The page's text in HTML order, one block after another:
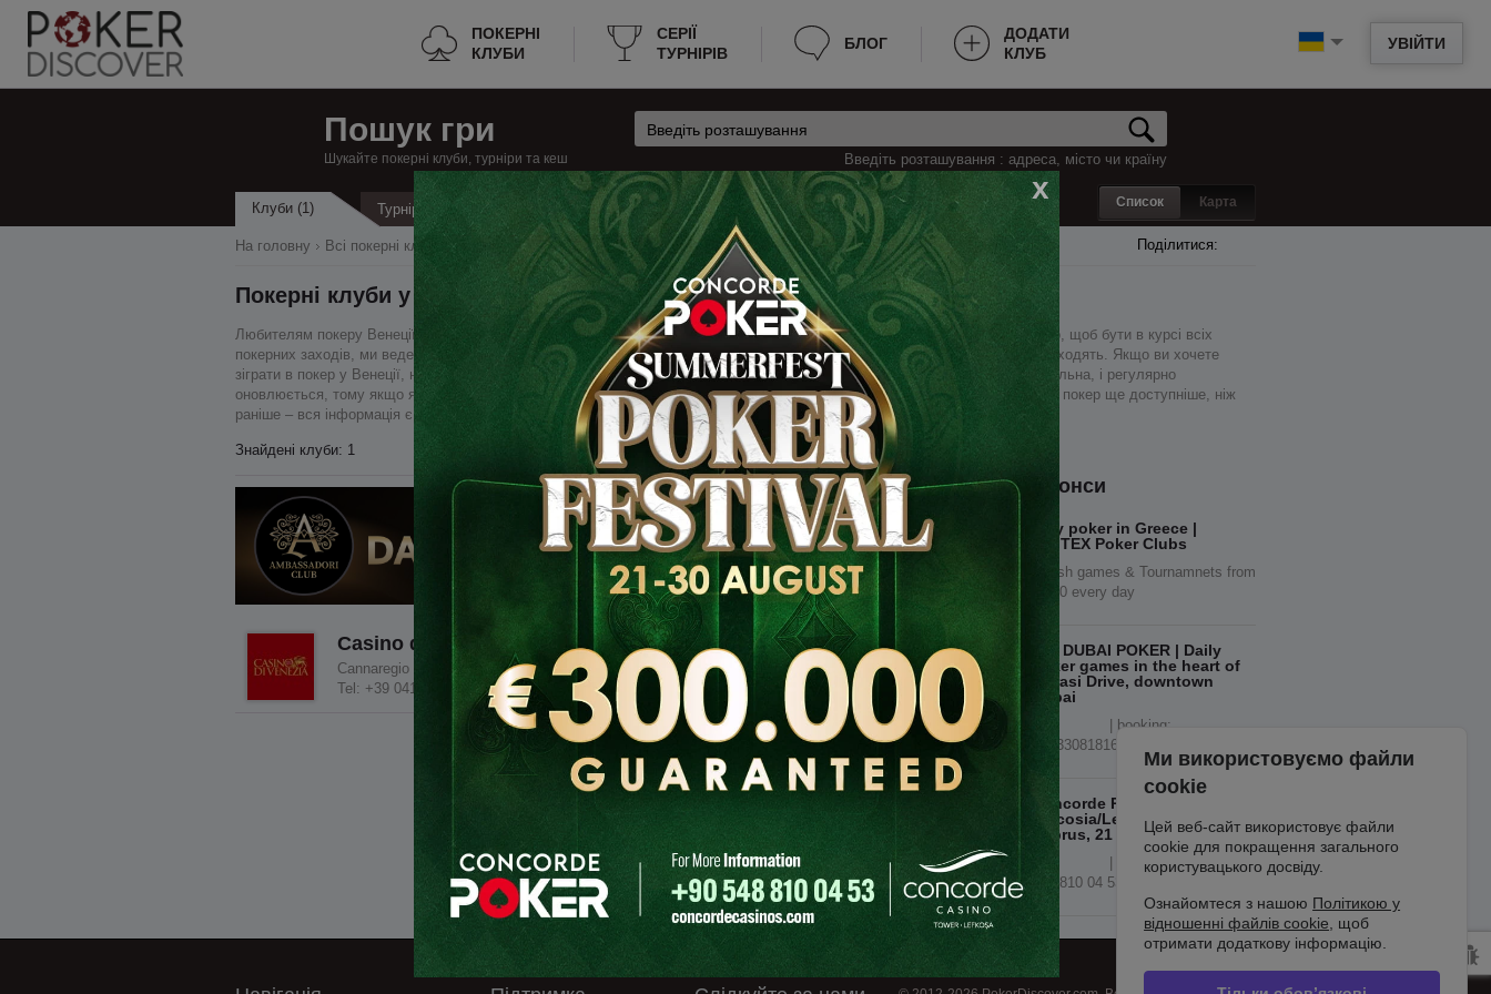
УВІЙТИ
ПОКЕРНІ
КЛУБИ
CЕРІЇ
ТУРНІРІВ
БЛОГ
ДОДАТИ
КЛУБ
Пошук гри
Шукайте покерні клуби, турніри та кеш Введіть розташування : адреса, місто чи країну
Клуби (1) Турніри Список Карта
x
Поділитися:
На головну Всі покерні клуби Венеція
Покерні клуби у Венеції
Любителям покеру Венеції наш ресурс буде корисний тим, що вся необхідна інформація зібрана в одному місці. Для того, щоб бути в курсі всіх
покерних заходів, ми ведемо список всіх діючих покерних клубів та румів Венеції, а також перелік всіх ігор, які в них проходять. Якщо ви хочете
зіграти в покер у Венеції, наш сайт вам допоможе без зайвих витрат часу знайти місце для гри. Інформація завжди актуальна, і регулярно
оновлюється, тому якщо якийсь вид гри скасують, або клуб закриється, ви про це зможете зразу дізнатися. Тепер живий покер ще доступніше, ніж
раніше – вся інформація є на нашому сайті, і надана в зручному вигляді.
Знайдені клуби: 1
Casino di Venezia | VENRAMIN
Cannaregio 2040,30121 Venezia, Italy
Tel: +39 041 529 7230
Анонси
Play poker in Greece |
ΟΦΙΤΕΧ Poker Clubs
| Cash games & Tournamnets from
16.00 every day
777 DUBAI POKER | Daily
Poker games in the heart of
Marasi Drive, downtown
Dubai
| booking:
+443308181605 / VPN, WhatsApp
Concorde Poker Summerfest
| Nicosia/Lefkosa, Northern
Cyprus, 21 - 30 AUG 2026
| €300.000 GTD | +90
548 810 04 53
Ми використовуємо файли
cookie
Цей веб-сайт використовує файли
cookie для покращення загального
користувацького досвіду.
Ознайомтеся з нашою Політикою у
відношенні файлів cookie, щоб
отримати додаткову інформацію.